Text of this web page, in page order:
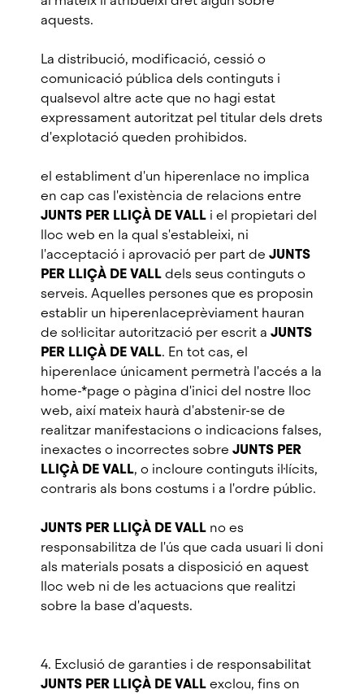
aquests.
La distribució, modificació, cessió o
comunicació pública dels continguts i
qualsevol altre acte que no hagi estat
expressament autoritzat pel titular dels drets
d'explotació queden prohibidos.
el establiment d'un hiperenlace no implica
en cap cas l'existència de relacions entre
JUNTS PER LLIÇÀ DE VALL i el propietari del
lloc web en la qual s'estableixi, ni
l'acceptació i aprovació per part de JUNTS
PER LLIÇÀ DE VALLdels seus continguts o
serveis. Aquelles persones que es proposin
establir un hiperenlaceprèviament hauran
de sol·licitar autorització per escrit a JUNTS
PER LLIÇÀ DE VALL. En tot cas, el
hiperenlace únicament permetrà l'accés a la
home-*page o pàgina d'inici del nostre lloc
web, així mateix haurà d'abstenir-se de
realitzar manifestacions o indicacions falses,
inexactes o incorrectes sobre JUNTS PER
LLIÇÀ DE VALL, o incloure continguts il·lícits,
contraris als bons costums i a l'ordre públic.
JUNTS PER LLIÇÀ DE VALL no es
responsabilitza de l'ús que cada usuari li doni
als materials posats a disposició en aquest
lloc web ni de les actuacions que realitzi
sobre la base d'aquests.
4. Exclusió de garanties i de responsabilitat
JUNTS PER LLIÇÀ DE VALLexclou, fins on